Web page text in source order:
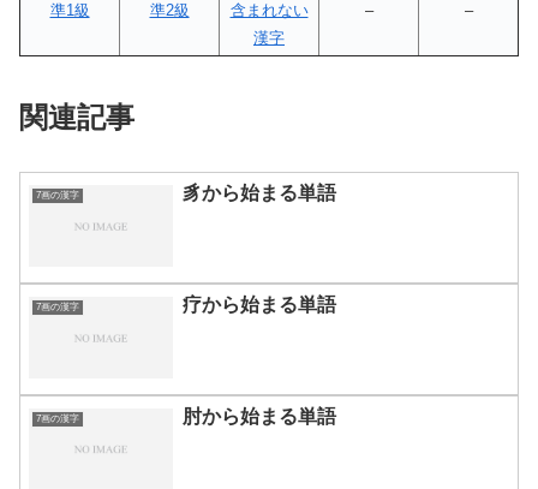
準1級 準2級
含まれない
漢字
– –
関連記事
7画の漢字 豸から始まる単語
7画の漢字 疗から始まる単語
7画の漢字 肘から始まる単語